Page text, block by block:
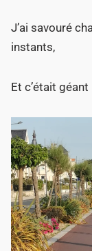
J’ai savouré
instants,
Et c’était géant